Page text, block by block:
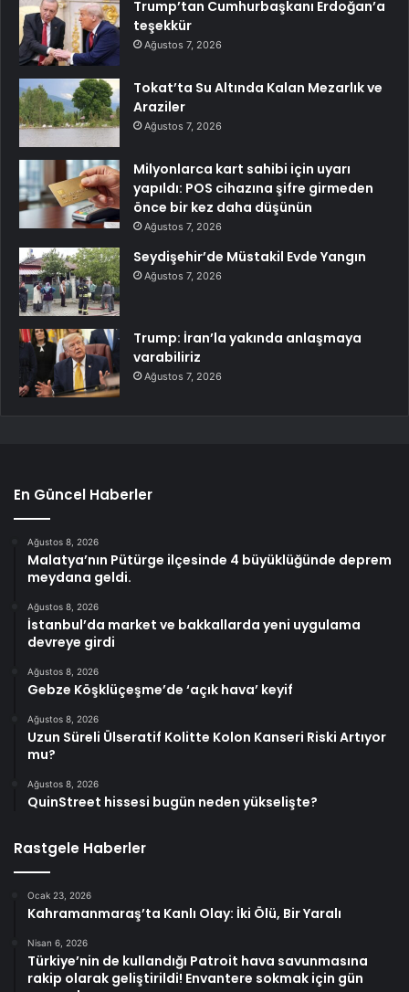
Trump’tan Cumhurbaşkanı Erdoğan’a
teşekkür
Ağustos 7, 2026
Tokat’ta Su Altında Kalan Mezarlık ve
Araziler
Ağustos 7, 2026
Milyonlarca kart sahibi için uyarı
yapıldı: POS cihazına şifre girmeden
önce bir kez daha düşünün
Ağustos 7, 2026
Seydişehir’de Müstakil Evde Yangın
Ağustos 7, 2026
Trump: İran’la yakında anlaşmaya
varabiliriz
Ağustos 7, 2026
En Güncel Haberler
Ağustos 8, 2026
Malatya’nın Pütürge ilçesinde 4 büyüklüğünde deprem
meydana geldi.
Ağustos 8, 2026
İstanbul’da market ve bakkallarda yeni uygulama
devreye girdi
Ağustos 8, 2026
Gebze Köşklüçeşme’de ‘açık hava’ keyif
Ağustos 8, 2026
Uzun Süreli Ülseratif Kolitte Kolon Kanseri Riski Artıyor
mu?
Ağustos 8, 2026
QuinStreet hissesi bugün neden yükselişte?
Rastgele Haberler
Ocak 23, 2026
Kahramanmaraş’ta Kanlı Olay: İki Ölü, Bir Yaralı
Nisan 6, 2026
Türkiye’nin de kullandığı Patroit hava savunmasına
rakip olarak geliştirildi! Envantere sokmak için gün